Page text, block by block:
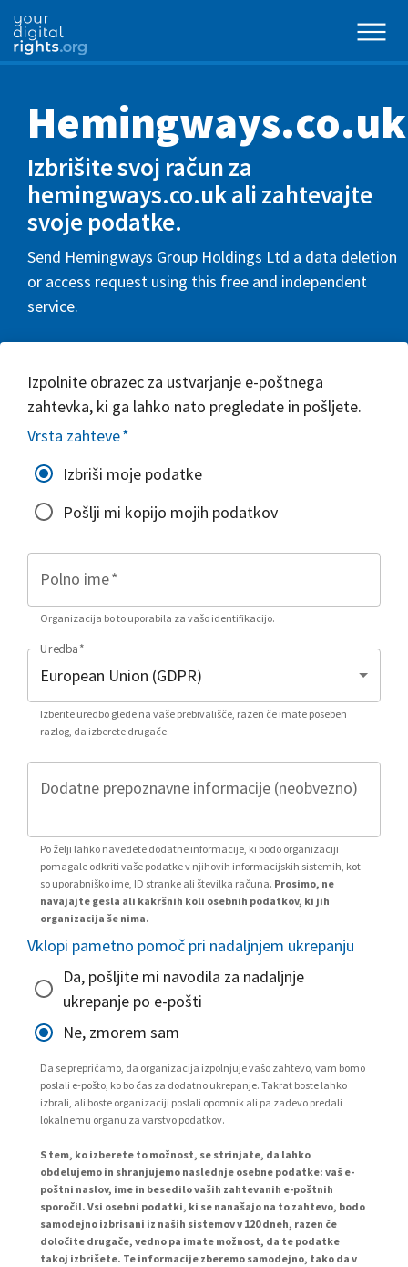
Hemingways.co.uk
Izbrišite svoj račun za
hemingways.co.uk ali zahtevajte
svoje podatke.
Send Hemingways Group Holdings Ltd a data deletion
or access request using this free and independent
service.
Izpolnite obrazec za ustvarjanje e-poštnega
zahtevka, ki ga lahko nato pregledate in pošljete.
Vrsta zahteve*
Izbriši moje podatke
Pošlji mi kopijo mojih podatkov
Polno ime*
Organizacija bo to uporabila za vašo identifikacijo.
Uredba*
Izberite uredbo glede na vaše prebivališče, razen če imate poseben
razlog, da izberete drugače.
Dodatne prepoznavne informacije (neobvezno)
Po želji lahko navedete dodatne informacije, ki bodo organizaciji
pomagale odkriti vaše podatke v njihovih informacijskih sistemih, kot
so uporabniško ime, ID stranke ali številka računa. Prosimo, ne
navajajte gesla ali kakršnih koli osebnih podatkov, ki jih
organizacija še nima.
Vklopi pametno pomoč pri nadaljnjem ukrepanju
Da, pošljite mi navodila za nadaljnje
ukrepanje po e-pošti
Ne, zmorem sam
Da se prepričamo, da organizacija izpolnjuje vašo zahtevo, vam bomo
poslali e-pošto, ko bo čas za dodatno ukrepanje. Takrat boste lahko
izbrali, ali boste organizaciji poslali opomnik ali pa zadevo predali
lokalnemu organu za varstvo podatkov.
S tem, ko izberete to možnost, se strinjate, da lahko
obdelujemo in shranjujemo naslednje osebne podatke: vaš e-
poštni naslov, ime in besedilo vaših zahtevanih e-poštnih
sporočil. Vsi osebni podatki, ki se nanašajo na to zahtevo, bodo
samodejno izbrisani iz naših sistemov v 120 dneh, razen če
določite drugače, vedno pa imate možnost, da te podatke
takoj izbrišete. Te informacije zberemo samodejno, tako da v